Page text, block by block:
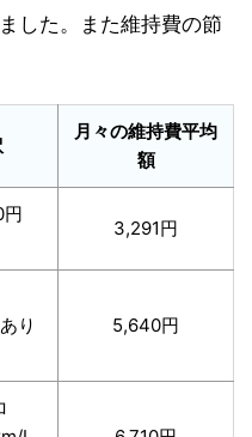
した。また維持費の節
月々の維持費平均
額
3,291円
り 5,640円